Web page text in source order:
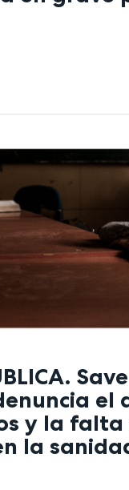
el
y la falta
la